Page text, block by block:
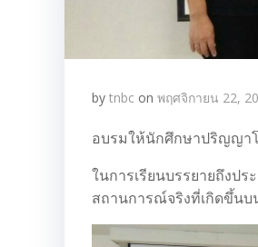
by tnbc on พฤศจิกายน 22,
อบรมให้นักศึกษาปริญญา
ในการเรียนบรรยายถึงป
สถานการณ์จริงที่เกิดขึ้นบ